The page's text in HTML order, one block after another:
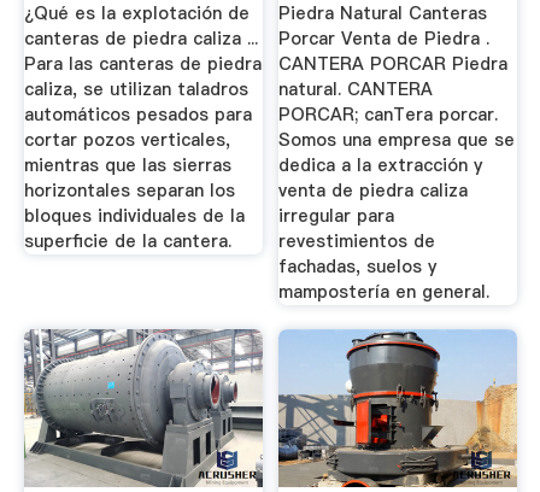
¿Qué es la explotación de
canteras de piedra caliza ...
Para las canteras de piedra
caliza, se utilizan taladros
automáticos pesados para
cortar pozos verticales,
mientras que las sierras
horizontales separan los
bloques individuales de la
superficie de la cantera.
Piedra Natural Canteras
Porcar Venta de Piedra .
CANTERA PORCAR Piedra
natural. CANTERA
PORCAR; canTera porcar.
Somos una empresa que se
dedica a la extracción y
venta de piedra caliza
irregular para
revestimientos de
fachadas, suelos y
mampostería en general.